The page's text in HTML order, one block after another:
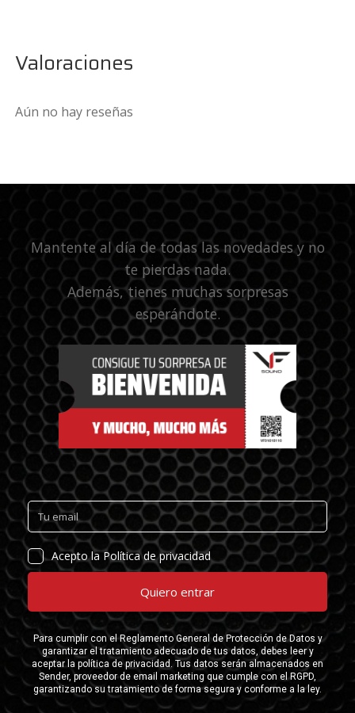
Valoraciones
Aún no hay reseñas
Mantente al día de todas las novedades y no
te pierdas nada.
Además, tienes muchas sorpresas
esperándote.